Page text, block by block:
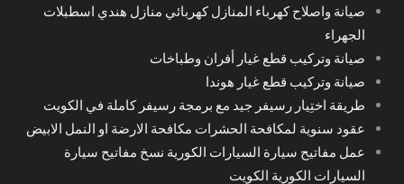
صيانة واصلاح كهرباء المنازل كهربائي منازل هندي اسطبلات
الجهراء
صيانة وتركيب قطع غيار أفران وطباخات
صيانة وتركيب قطع غيار هوندا
طريقة اختِيار رسيفر جيد مع برمجة رسيفر كاملة في الكويت
عقود سنوية لمكافحة الحشرات مكافحة الارضة او النمل الابيض
عمل مفاتيح سيارة السيارات الكورية نسخ مفاتيح سيارة
السيارات الكورية الكويت